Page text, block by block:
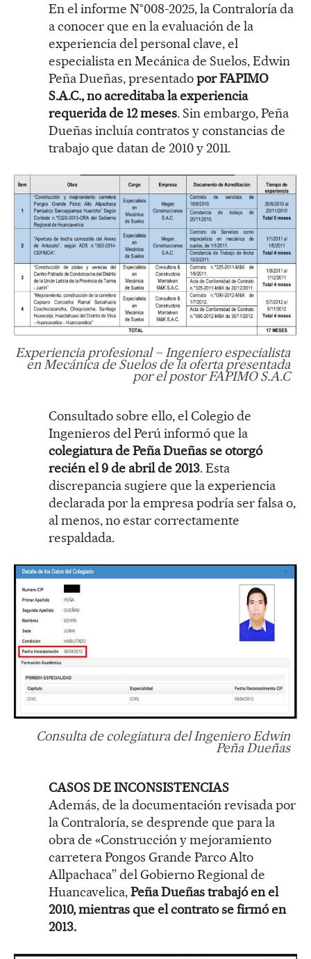
En el informe N°008-2025, la Contraloría da
a conocer que en la evaluación de la
experiencia del personal clave, el
especialista en Mecánica de Suelos, Edwin
Peña Dueñas, presentadopor FAPIMO
S.A.C., no acreditaba la experiencia
requerida de 12 meses. Sin embargo, Peña
Dueñas incluía contratos y constancias de
trabajo que datan de 2010 y 2011.
Experiencia profesional – Ingeniero especialista
en Mecánica de Suelos de la oferta presentada
por el postor FAPIMO S.A.C
Consultado sobre ello, el Colegio de
Ingenieros del Perú informó que la
colegiatura de Peña Dueñas se otorgó
recién el 9 de abril de 2013. Esta
discrepancia sugiere que la experiencia
declarada por la empresa podría ser falsa o,
al menos, no estar correctamente
respaldada.
Consulta de colegiatura del Ingeniero Edwin
Peña Dueñas
CASOS DE INCONSISTENCIAS
Además, de la documentación revisada por
la Contraloría, se desprende que para la
obra de «Construcción y mejoramiento
carretera Pongos Grande Parco Alto
Allpachaca” del Gobierno Regional de
Huancavelica,Peña Dueñas trabajó en el
2010, mientras que el contrato se firmó en
2013.